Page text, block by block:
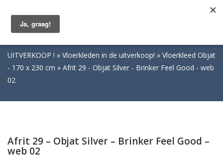
UITVERKOOP ! Vloerkleden in de uitverkoop!
Vloerkleed Objat
- 170 x 230 cm
Afrit 29 - Objat Silver - Brinker Feel Good - web
02
Afrit 29 – Objat Silver – Brinker Feel Good –
web 02